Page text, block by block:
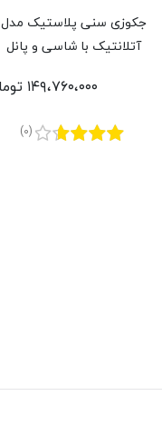
جکوزی سنی پلاستیک مدل
آتلانتیک با شاسی و پانل
۱۴۹،۷۶۰،۰۰۰ تومان
(0)